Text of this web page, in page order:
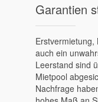
Garantien
Erstvermietung,
auch ein
Leerstand sind
Mietpool
Nachfrage